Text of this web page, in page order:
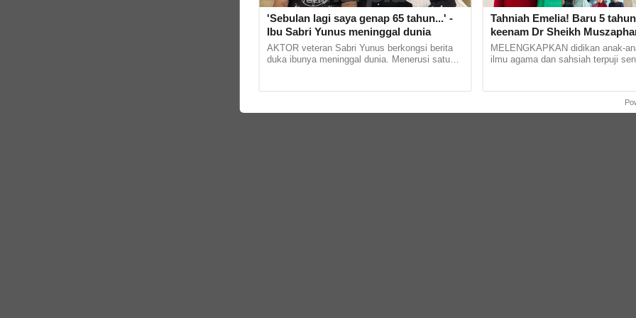
'Sebulan lagi saya genap 65 tahun...' -
Ibu Sabri Yunus meninggal dunia
AKTOR veteran Sabri Yunus berkongsi berita
duka ibunya meninggal dunia. Menerusi satu
Tahniah Emelia! Baru 5
keenam Dr Sheikh
khatam al-Quran
MELENGKAPKAN didikan anak-
ilmu agama dan sahsiah terpuji